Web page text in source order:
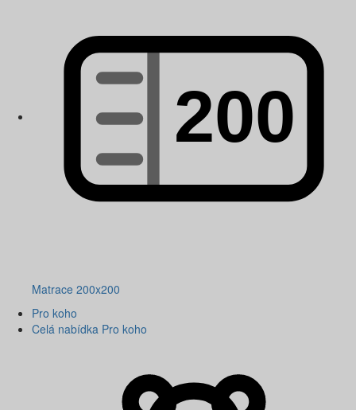
Matrace 200x200
Pro koho
Celá nabídka Pro koho